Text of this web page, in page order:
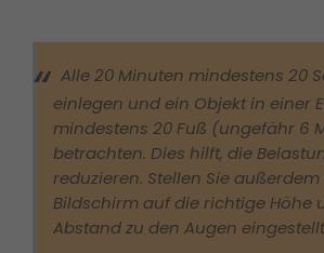
Alle 20 Minuten mindestens 20
einlegen und ein Objekt in einer
mindestens 20 Fuß (ungefähr 6
betrachten. Dies hilft, die
reduzieren. Stellen Sie
Bildschirm auf die richtige Höhe
Abstand zu den Augen